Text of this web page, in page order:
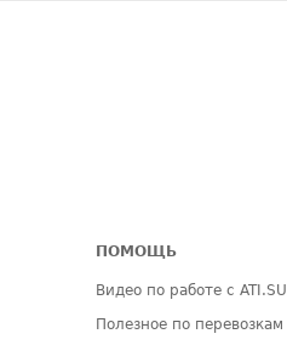
ПОМОЩЬ
Видео по работе с ATI.SU
Полезное по перевозкам